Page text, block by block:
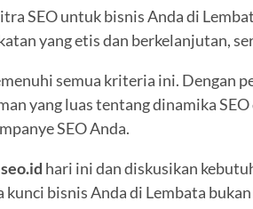
SEO untuk bisnis Anda di
yang etis dan berkelanjutan,
semua kriteria ini. Dengan
yang luas tentang dinamika
SEO Anda.
hari ini dan diskusikan
bisnis Anda di Lembata